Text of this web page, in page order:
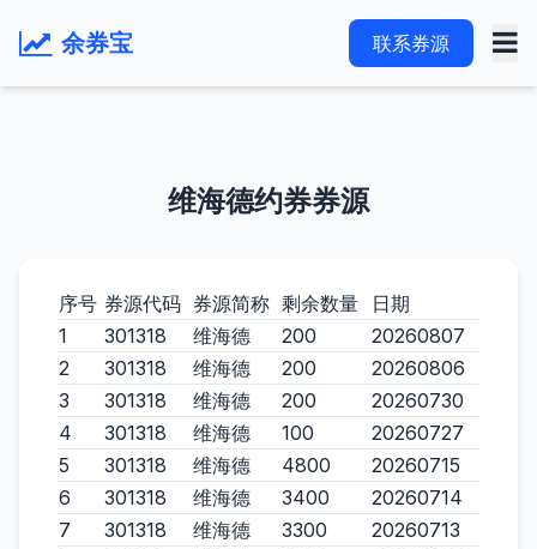
余券宝 联系券源
维海德约券券源
序号 券源代码 券源简称 剩余数量
日期
1
301318 维海德 200
20260807
2
301318 维海德 200
20260806
3
301318 维海德 200
20260730
4
301318 维海德 100
20260727
5
301318 维海德 4800
20260715
6
301318 维海德 3400
20260714
7
301318 维海德 3300
20260713